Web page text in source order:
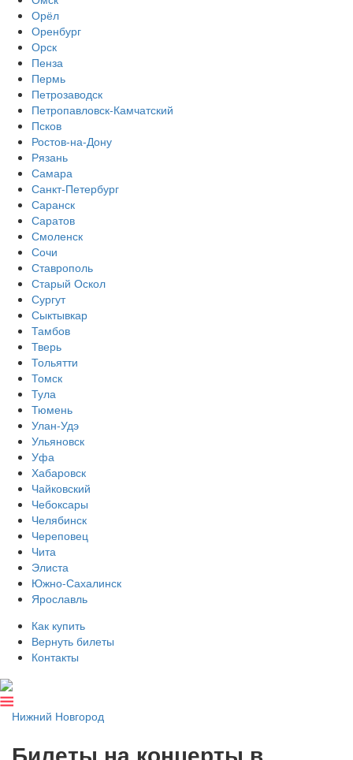
Орёл
Оренбург
Орск
Пенза
Пермь
Петрозаводск
Петропавловск-Камчатский
Псков
Ростов-на-Дону
Рязань
Самара
Санкт-Петербург
Саранск
Саратов
Смоленск
Сочи
Ставрополь
Старый Оскол
Сургут
Сыктывкар
Тамбов
Тверь
Тольятти
Томск
Тула
Тюмень
Улан-Удэ
Ульяновск
Уфа
Хабаровск
Чайковский
Чебоксары
Челябинск
Череповец
Чита
Элиста
Южно-Сахалинск
Ярославль
Как купить
Вернуть билеты
Контакты
Нижний Новгород